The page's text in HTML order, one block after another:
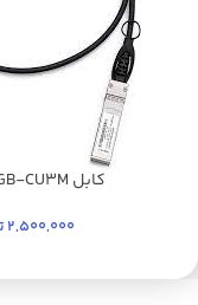
کابل SFP-H10GB-CU3M
2,500,000